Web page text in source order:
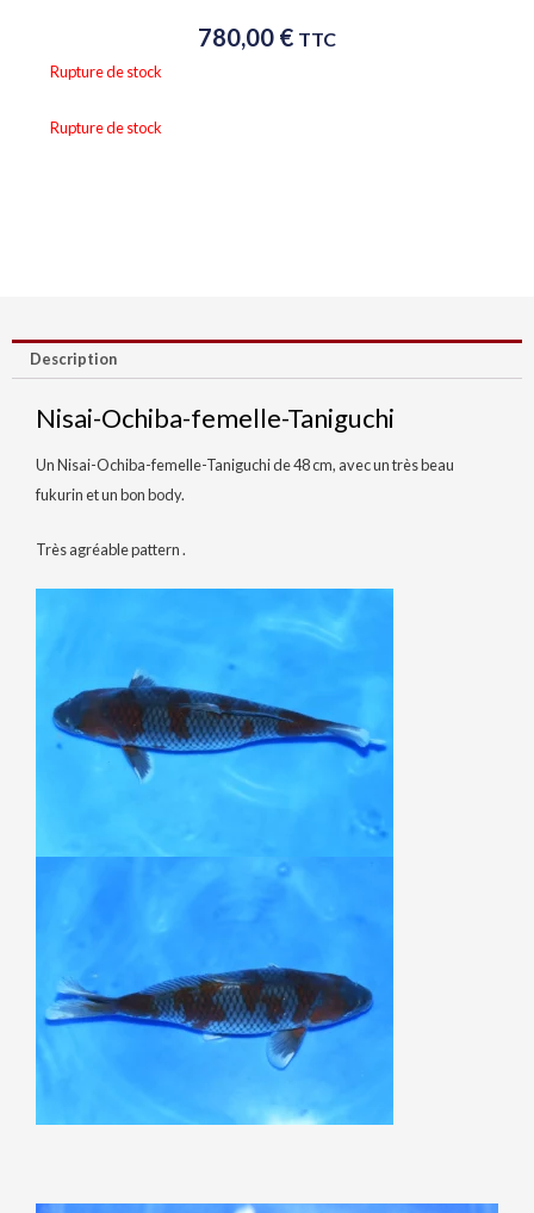
780,00 € TTC
Rupture de stock
Rupture de stock
Description
Nisai-Ochiba-femelle-Taniguchi
Un Nisai-Ochiba-femelle-Taniguchi de 48 cm, avec un très beau
fukurin et un bon body.
Très agréable pattern .